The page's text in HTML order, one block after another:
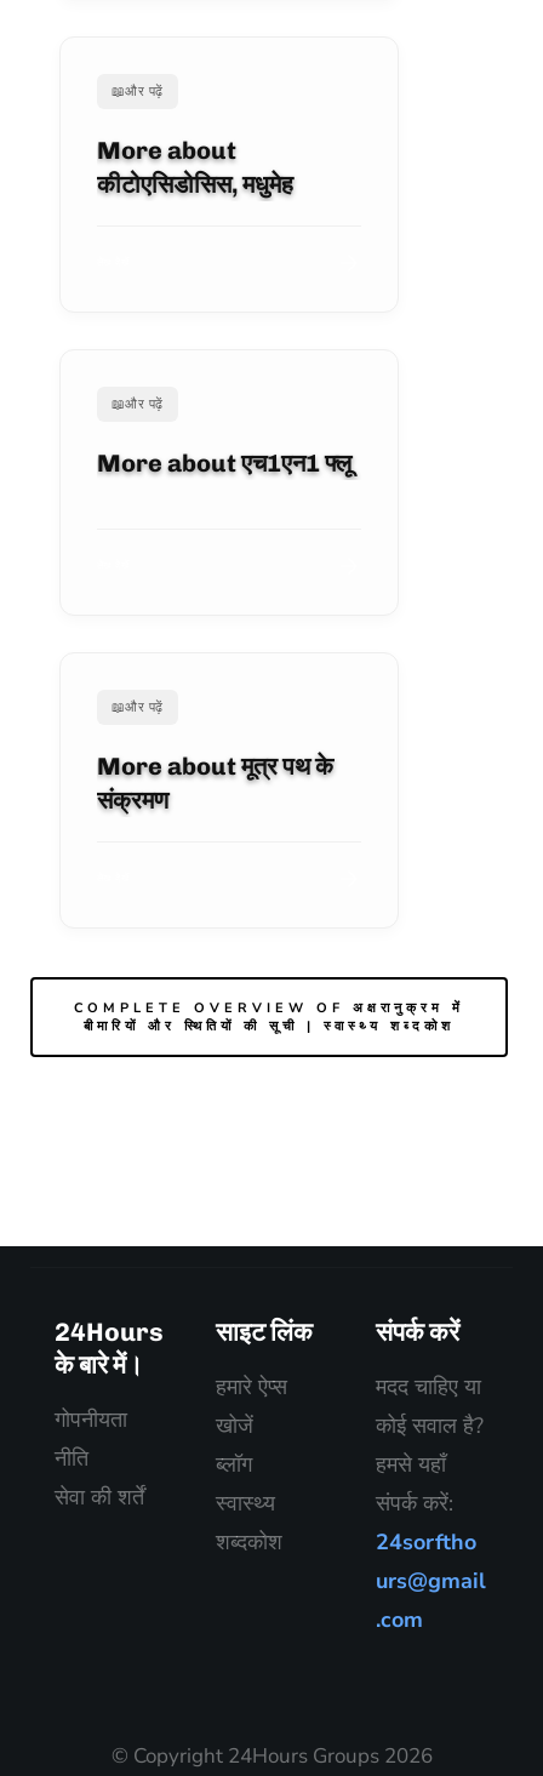
📖और पढ़ें
More about
कीटोएसिडोसिस, मधुमेह
📖और पढ़ें
More about एच1एन1 फ्लू
📖और पढ़ें
More about मूत्र पथ के
संक्रमण
COMPLETE OVERVIEW OF अक्षरानुक्रम में
बीमारियों और स्थितियों की सूची | स्वास्थ्य शब्दकोश
24Hours
के बारे में।
गोपनीयता
नीति
सेवा की शर्तें
साइट लिंक
हमारे ऐप्स
खोजें
ब्लॉग
स्वास्थ्य
शब्दकोश
संपर्क करें
मदद चाहिए या
कोई सवाल है?
हमसे यहाँ
संपर्क करें:
24sorftho
urs@gmail
.com
© Copyright 24Hours Groups 2026